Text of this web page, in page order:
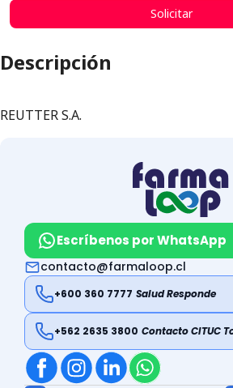
Solicitar
Descripción
REUTTER S.A.
Escríbenos por WhatsApp
contacto@farmaloop.cl
+600 360 7777 Salud Responde
+562 2635 3800 Contacto CITUC